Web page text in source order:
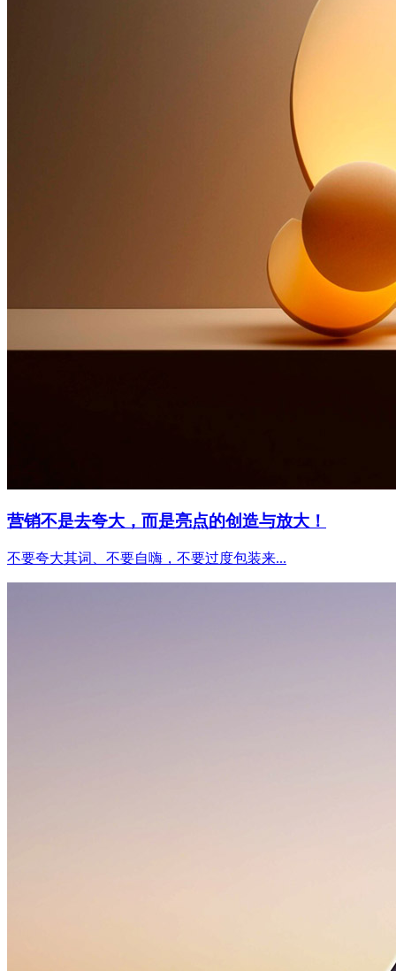
营销不是去夸大，而是亮点的创造与放大！
不要夸大其词、不要自嗨，不要过度包装来...